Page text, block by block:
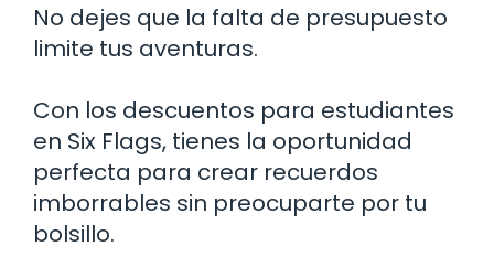
No dejes que la falta de presupuesto
limite tus aventuras.
Con los descuentos para estudiantes
en Six Flags, tienes la oportunidad
perfecta para crear recuerdos
imborrables sin preocuparte por tu
bolsillo.